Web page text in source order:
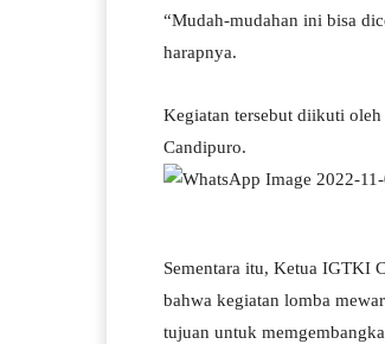
“Mudah-mudahan ini bisa
harapnya.
Kegiatan tersebut diikuti
Candipuro.
Sementara itu, Ketua IGTKI
bahwa kegiatan lomba
tujuan untuk